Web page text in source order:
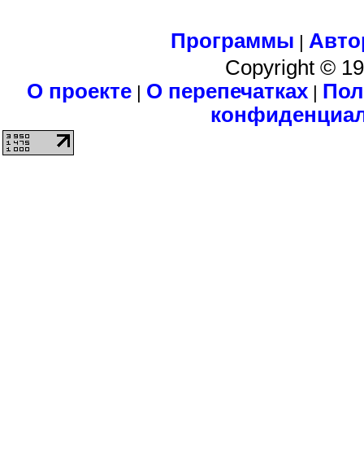
Программы |
Copyright ©
О проекте| О перепечатках|